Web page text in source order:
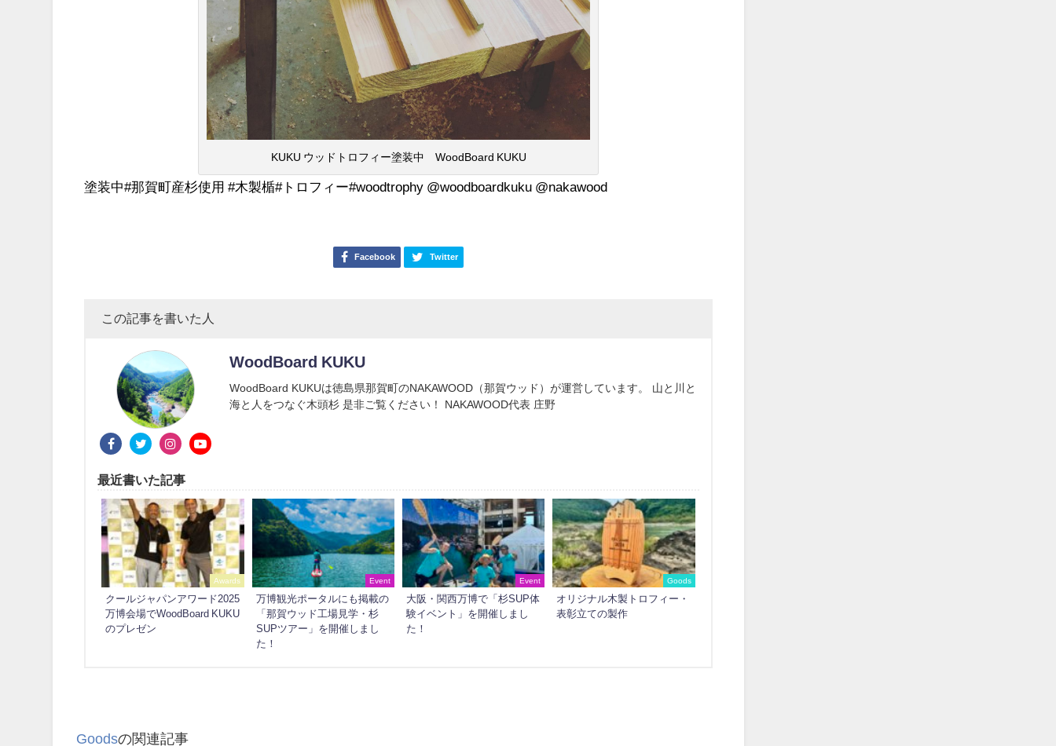
KUKU ウッドトロフィー塗装中 WoodBoard KUKU
塗装中#那賀町産杉使用 #木製楯#トロフィー#woodtrophy @woodboardkuku @nakawood
Facebook Twitter
この記事を書いた人
WoodBoard KUKU
WoodBoard KUKUは徳島県那賀町のNAKAWOOD（那賀ウッド）が運営しています。 山と川と
海と人をつなぐ木頭杉 是非ご覧ください！ NAKAWOOD代表 庄野
最近書いた記事
Awards
クールジャパンアワード2025
万博会場でWoodBoard KUKU
のプレゼン
Event
万博観光ポータルにも掲載の
「那賀ウッド工場見学・杉
SUPツアー」を開催しまし
た！
Event
大阪・関西万博で「杉SUP体
験イベント」を開催しまし
た！
Goods
オリジナル木製トロフィー・
表彰立ての製作
Goodsの関連記事